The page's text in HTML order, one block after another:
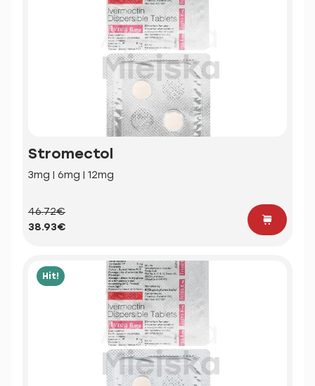
Stromectol
3mg | 6mg | 12mg
46.72€
38.93€
Hit!